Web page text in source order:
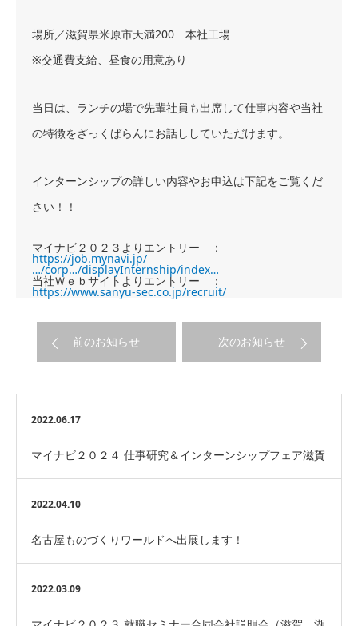
場所／滋賀県米原市天満200 本社工場
※交通費支給、昼食の用意あり
当日は、ランチの場で先輩社員も出席して仕事内容や当社
の特徴をざっくばらんにお話ししていただけます。
インターンシップの詳しい内容やお申込は下記をご覧くだ
さい！！
マイナビ２０２３よりエントリー ：
https://job.mynavi.jp/
…/corp…/displayInternship/index…
当社Ｗｅｂサイトよりエントリー ：
https://www.sanyu-sec.co.jp/recruit/
前のお知らせ 次のお知らせ
2022.06.17
マイナビ２０２４ 仕事研究＆インターンシップフェア滋賀
へ参加します！
2022.04.10
名古屋ものづくりワールドへ出展します！
2022.03.09